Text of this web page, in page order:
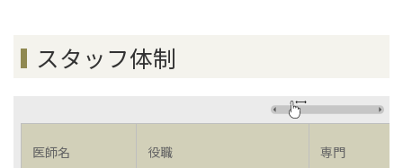
スタッフ体制
医師名 役職 専門